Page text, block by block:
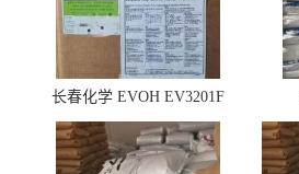
长春化学 EVOH EV3201F